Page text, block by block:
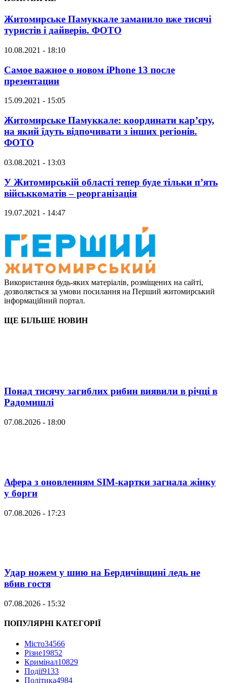
Житомирське Памуккале заманило вже тисячі
туристів і дайверів. ФОТО
10.08.2021 - 18:10
Самое важное о новом iPhone 13 после
презентации
15.09.2021 - 15:05
Житомирське Памуккале: координати кар’єру,
на який їдуть відпочивати з інших регіонів.
ФОТО
03.08.2021 - 13:03
У Житомирській області тепер буде тільки п’ять
військкоматів – реорганізація
19.07.2021 - 14:47
Використання будь-яких матеріалів, розміщених на сайті,
дозволяється за умови посилання на Перший житомирський
інформаційний портал.
ЩЕ БІЛЬШЕ НОВИН
Понад тисячу загиблих рибин виявили в річці в
Радомишлі
07.08.2026 - 18:00
Афера з оновленням SIM-картки загнала жінку
у борги
07.08.2026 - 17:23
Удар ножем у шию на Бердичівщині ледь не
вбив гостя
07.08.2026 - 15:32
ПОПУЛЯРНІ КАТЕГОРІЇ
Місто34566
Різне19852
Кримінал10829
Події9133
Політика4984